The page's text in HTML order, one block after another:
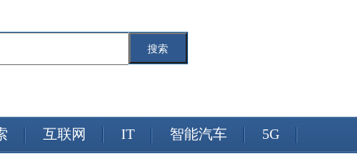
搜索
互联网 IT 智能汽车 5G